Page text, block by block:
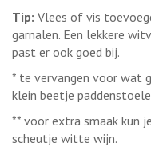
Tip: Vlees of vis
garnalen. Een lekkere
past er ook goed bij.
* te vervangen voor wat
klein beetje
** voor extra smaak kun
scheutje witte wijn.